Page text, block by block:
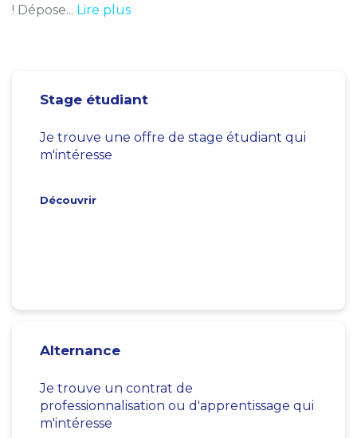
! Dépose... Lire plus
Stage étudiant
Je trouve une offre de stage étudiant qui
m'intéresse
Découvrir
Alternance
Je trouve un contrat de
professionnalisation ou d'apprentissage qui
m'intéresse